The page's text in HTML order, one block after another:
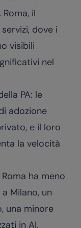
il
dove i
visibili
nel
PA: le
adozione
e il loro
la velocità
ha meno
Milano, un
una minore
in AI.